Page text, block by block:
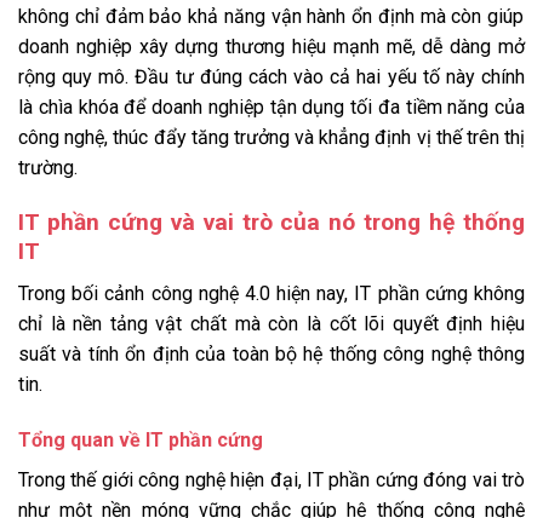
không chỉ đảm bảo khả năng vận hành ổn định mà còn giúp
doanh nghiệp xây dựng thương hiệu mạnh mẽ, dễ dàng mở
rộng quy mô. Đầu tư đúng cách vào cả hai yếu tố này chính
là chìa khóa để doanh nghiệp tận dụng tối đa tiềm năng của
công nghệ, thúc đẩy tăng trưởng và khẳng định vị thế trên thị
trường.
IT phần cứng và vai trò của nó trong hệ thống
IT
Trong bối cảnh công nghệ 4.0 hiện nay, IT phần cứng không
chỉ là nền tảng vật chất mà còn là cốt lõi quyết định hiệu
suất và tính ổn định của toàn bộ hệ thống công nghệ thông
tin.
Tổng quan về IT phần cứng
Trong thế giới công nghệ hiện đại, IT phần cứng đóng vai trò
như một nền móng vững chắc giúp hệ thống công nghệ